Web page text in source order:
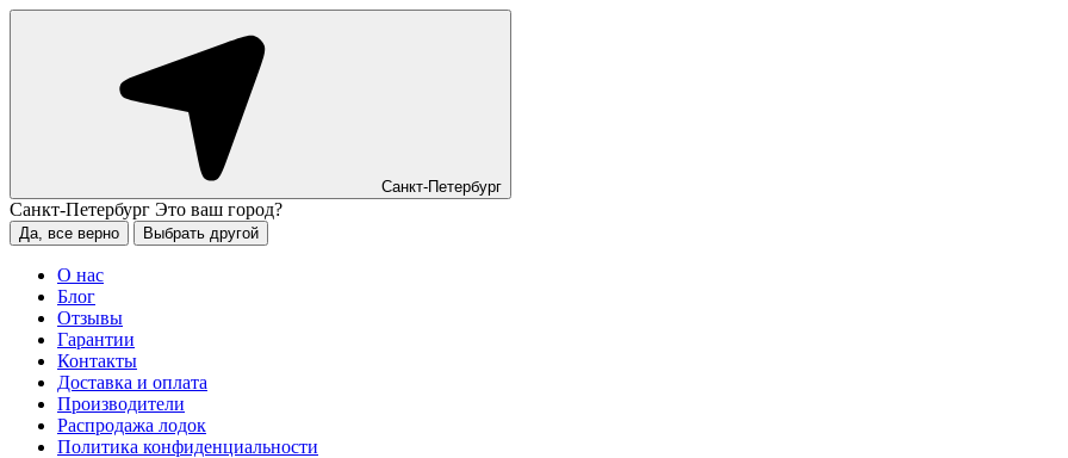
Санкт-Петербург
Санкт-Петербург Это ваш город?
Да, все верно Выбрать другой
О нас
Блог
Отзывы
Гарантии
Контакты
Доставка и оплата
Производители
Распродажа лодок
Политика конфиденциальности